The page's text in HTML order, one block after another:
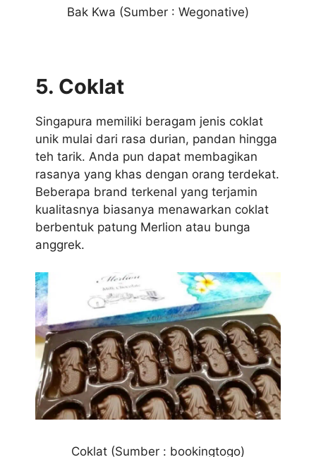
Bak Kwa (Sumber : Wegonative)
5. Coklat
Singapura memiliki beragam jenis coklat
unik mulai dari rasa durian, pandan hingga
teh tarik. Anda pun dapat membagikan
rasanya yang khas dengan orang terdekat.
Beberapa brand terkenal yang terjamin
kualitasnya biasanya menawarkan coklat
berbentuk patung Merlion atau bunga
anggrek.
Coklat (Sumber : bookingtogo)